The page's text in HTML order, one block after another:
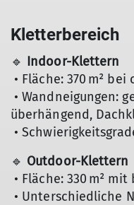
Kletterbereich
🔹 Indoor-Klettern
• Fläche: 370 m² bei
• Wandneigungen:
überhängend,
•
🔹 Outdoor-Klettern
• Fläche: 330 m²
• Unterschiedliche